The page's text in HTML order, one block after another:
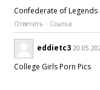
Confederate of
Ответить Ссылка
eddietc3
College Girls Porn Pics